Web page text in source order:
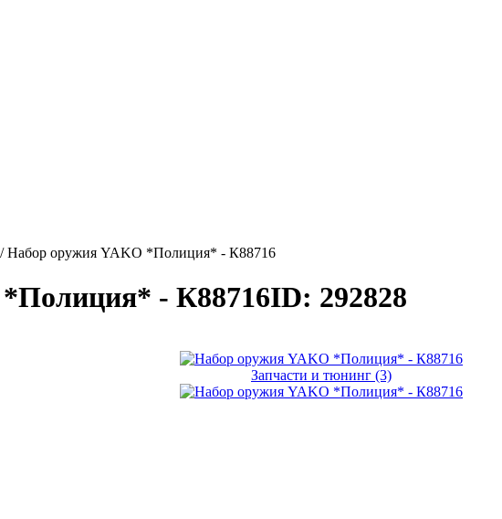
/Набор оружия YAKO *Полиция* - К88716
- К88716ID: 292828
Запчасти и тюнинг (3)